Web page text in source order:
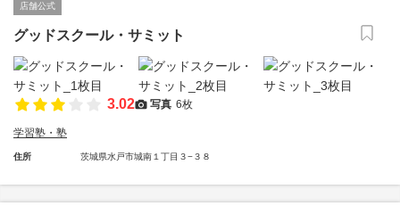
店舗公式
グッドスクール・サミット
3.02 写真 6枚
学習塾・塾
住所 茨城県水戸市城南１丁目３−３８